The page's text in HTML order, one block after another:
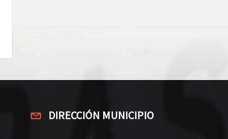
DIRECCIÓN MUNICIPIO